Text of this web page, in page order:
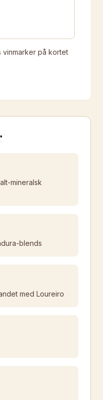
vinmarker på kortet
mineralsk
blends
med Loureiro